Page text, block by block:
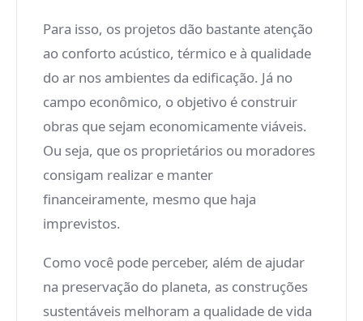
Para isso, os projetos dão bastante atenção
ao conforto acústico, térmico e à qualidade
do ar nos ambientes da edificação. Já no
campo econômico, o objetivo é construir
obras que sejam economicamente viáveis.
Ou seja, que os proprietários ou moradores
consigam realizar e manter
financeiramente, mesmo que haja
imprevistos.
Como você pode perceber, além de ajudar
na preservação do planeta, as construções
sustentáveis melhoram a qualidade de vida